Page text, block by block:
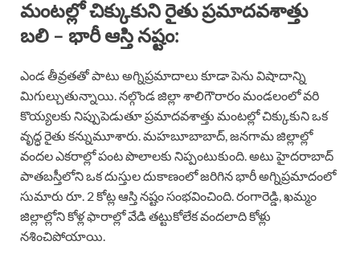
మంటల్లో చిక్కుకుని రైతు ప్రమాదవశాత్తు
బలి – భారీ ఆస్తి నష్టం:
ఎండ తీవ్రతతో పాటు అగ్నిప్రమాదాలు కూడా పెను విషాదాన్ని
మిగుల్చుతున్నాయి. నల్గొండ జిల్లా శాలిగౌరారం మండలంలో వరి
కొయ్యలకు నిప్పుపెడుతూ ప్రమాదవశాత్తు మంటల్లో చిక్కుకుని ఒక
వృద్ధ రైతు కన్నుమూశారు. మహబూబాబాద్, జనగామ జిల్లాల్లో
వందల ఎకరాల్లో పంట పొలాలకు నిప్పంటుకుంది. అటు హైదరాబాద్
పాతబస్తీలోని ఒక దుస్తుల దుకాణంలో జరిగిన భారీ అగ్నిప్రమాదంలో
సుమారు రూ. 2 కోట్ల ఆస్తి నష్టం సంభవించింది. రంగారెడ్డి, ఖమ్మం
జిల్లాల్లోని కోళ్ల ఫారాల్లో వేడి తట్టుకోలేక వందలాది కోళ్లు
నశించిపోయాయి.